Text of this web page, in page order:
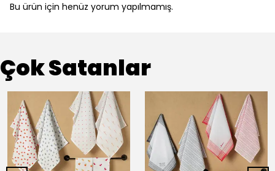
Bu ürün için henüz yorum yapılmamış.
Çok Satanlar